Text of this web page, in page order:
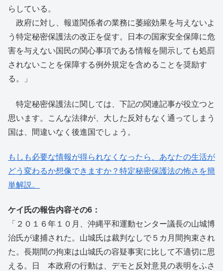
らしている。
政府に対し、報道関係者の業務に萎縮効果を与えないよ
う特定秘密保護法の改正を促す。日本の国家安全保障に危
害を与えない国民の関心事項である情報を開示しても処罰
されないことを保障する例外規定を含めることを奨励す
る。」
特定秘密保護法に関しては、下記の関連記事が役立つと
思います。こんな法律が、大した反対もなく通ってしまう
国は、間違いなく後進国でしょう。
もしも必要な情報が得られなくなったら、あなたの生活が
どう変わるか想像できますか？特定秘密保護法の怖さを簡
単解説。
ケイ氏の報告内容その6：
「２０１６年１０月、沖縄平和運動センター議長の山城博
治氏が逮捕された。山城氏は裁判なしで５カ月間拘束され
た。長期間の拘束は山城氏の容疑事実に比して不適切に思
える。日 本政府の行動は、デモと反対意見の表明をふさ